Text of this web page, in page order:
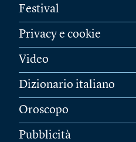
Festival
Privacy e cookie
Video
Dizionario italiano
Oroscopo
Pubblicità